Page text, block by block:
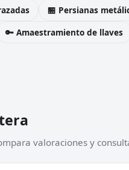
🏪 Persianas
🔑 Amaestramiento de llaves
valoraciones y